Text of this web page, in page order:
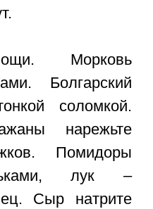
Морковь
Болгарский
соломкой.
нарежьте
Помидоры
лук –
Сыр натрите